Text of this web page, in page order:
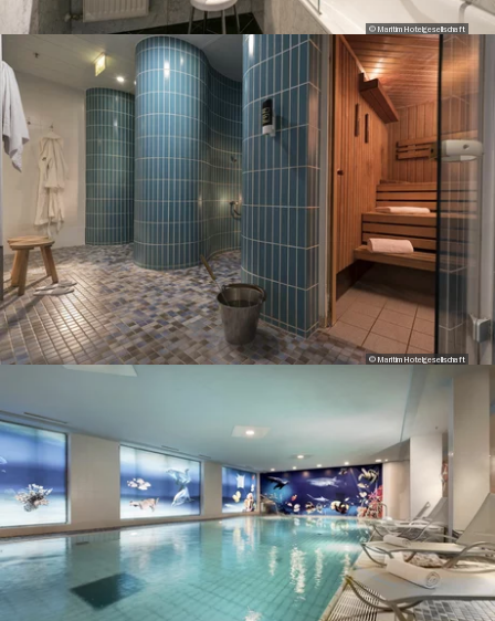
© Maritim Hotelgesellschaft
© Maritim Hotelgesellschaft